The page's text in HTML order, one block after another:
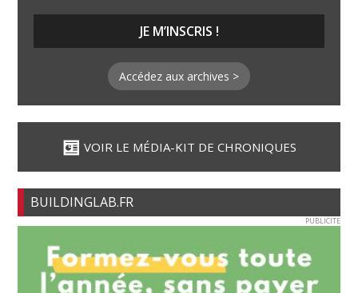
Accédez aux archives >
VOIR LE MÉDIA-KIT DE CHRONIQUES
BUILDINGLAB.FR
PUBLICITE